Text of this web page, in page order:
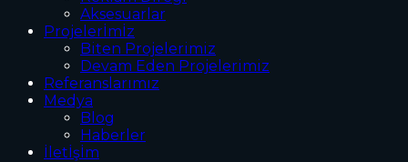
Aksesuarlar
Projelerİmİz
Biten Projelerimiz
Devam Eden Projelerimiz
Referanslarımız
Medya
Blog
Haberler
İletİşİm